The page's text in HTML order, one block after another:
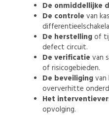
De onmiddellijke
De controle van
De herstellingof
defect circuit.
De verificatie van
of risicogebieden.
De beveiligingvan
oververhitte
Het
opvolging.